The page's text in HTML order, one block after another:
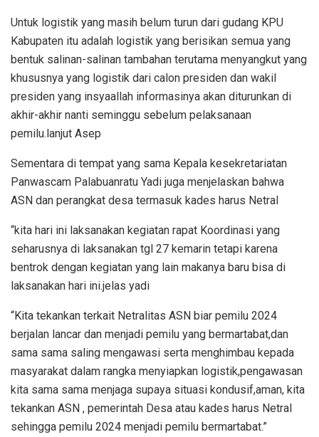
Untuk logistik yang masih belum turun dari gudang KPU
Kabupaten itu adalah logistik yang berisikan semua yang
bentuk salinan-salinan tambahan terutama menyangkut yang
khususnya yang logistik dari calon presiden dan wakil
presiden yang insyaallah informasinya akan diturunkan di
akhir-akhir nanti seminggu sebelum pelaksanaan
pemilu.lanjut Asep
Sementara di tempat yang sama Kepala kesekretariatan
Panwascam Palabuanratu Yadi juga menjelaskan bahwa
ASN dan perangkat desa termasuk kades harus Netral
“kita hari ini laksanakan kegiatan rapat Koordinasi yang
seharusnya di laksanakan tgl 27 kemarin tetapi karena
bentrok dengan kegiatan yang lain makanya baru bisa di
laksanakan hari ini.jelas yadi
“Kita tekankan terkait Netralitas ASN biar pemilu 2024
berjalan lancar dan menjadi pemilu yang bermartabat,dan
sama sama saling mengawasi serta menghimbau kepada
masyarakat dalam rangka menyiapkan logistik,pengawasan
kita sama sama menjaga supaya situasi kondusif,aman, kita
tekankan ASN , pemerintah Desa atau kades harus Netral
sehingga pemilu 2024 menjadi pemilu bermartabat.”